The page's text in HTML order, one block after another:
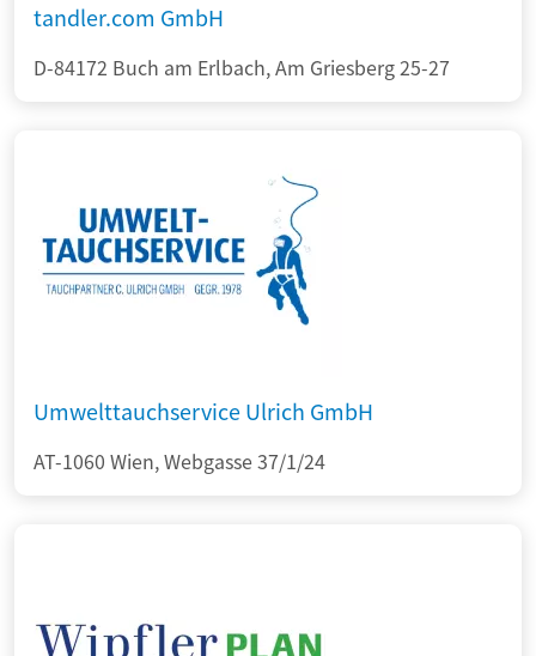
tandler.com GmbH
D-84172 Buch am Erlbach, Am Griesberg 25-27
Umwelttauchservice Ulrich GmbH
AT-1060 Wien, Webgasse 37/1/24